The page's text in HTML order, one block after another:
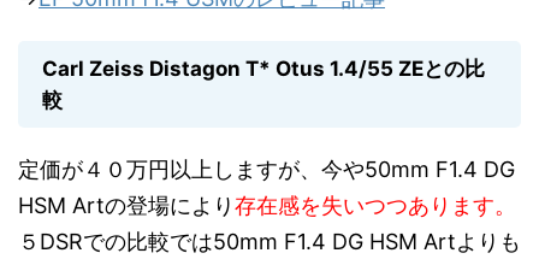
Carl Zeiss Distagon T* Otus 1.4/55 ZEとの比
較
定価が４０万円以上しますが、今や50mm F1.4 DG
HSM Artの登場により存在感を失いつつあります。
５DSRでの比較では50mm F1.4 DG HSM Artよりも